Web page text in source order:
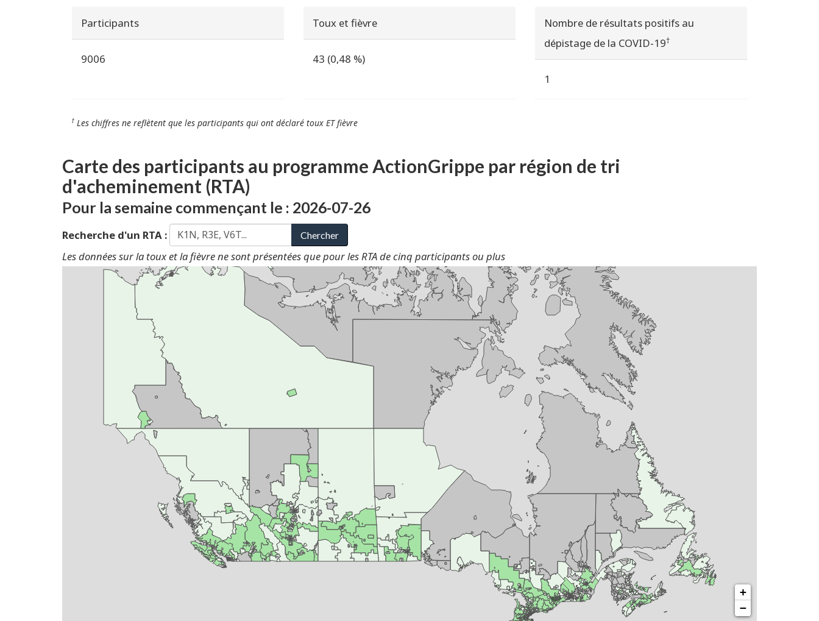
Participants
9006
Toux et fièvre
43 (0,48 %)
Nombre de résultats positifs au
dépistage de la COVID-19†
1
† Les chiffres ne reflètent que les participants qui ont déclaré toux ET fièvre
Carte des participants au programme ActionGrippe par région de tri
d'acheminement (RTA)
Pour la semaine commençant le : 2026-07-26
Recherche d'un RTA : Chercher
Les données sur la toux et la fièvre ne sont présentées que pour les RTA de cinq participants ou plus
+
−